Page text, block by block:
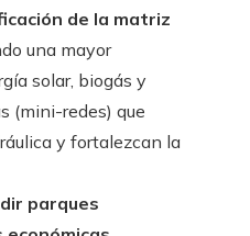
de la matriz
una mayor
solar, biogás y
(mini-redes) que
y fortalezcan la
parques